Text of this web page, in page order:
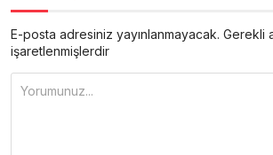
E-posta adresiniz yayınlanmayacak. Gerekli
işaretlenmişlerdir